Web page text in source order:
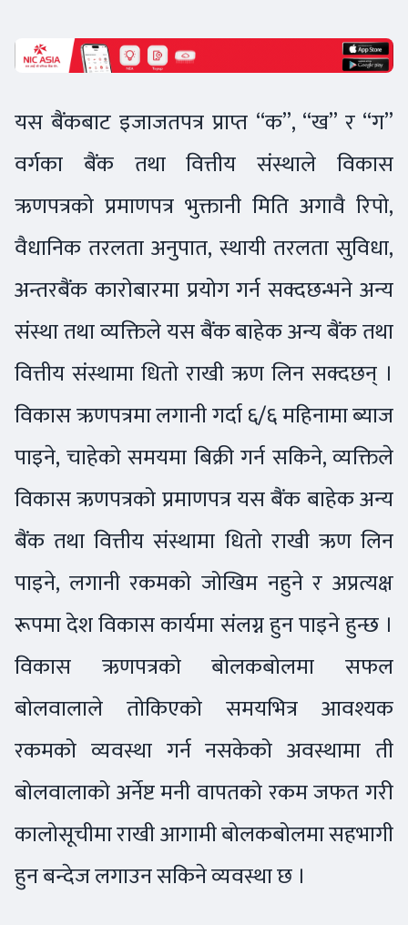
यस बैंकबाट इजाजतपत्र प्राप्त “क”, “ख” र “ग”
वर्गका बैंक तथा वित्तीय संस्थाले विकास
ऋणपत्रको प्रमाणपत्र भुक्तानी मिति अगावै रिपो,
वैधानिक तरलता अनुपात, स्थायी तरलता सुविधा,
अन्तरबैंक कारोबारमा प्रयोग गर्न सक्दछन्भने अन्य
संस्था तथा व्यक्तिले यस बैंक बाहेक अन्य बैंक तथा
वित्तीय संस्थामा धितो राखी ऋण लिन सक्दछन् ।
विकास ऋणपत्रमा लगानी गर्दा ६/६ महिनामा ब्याज
पाइने, चाहेको समयमा बिक्री गर्न सकिने, व्यक्तिले
विकास ऋणपत्रको प्रमाणपत्र यस बैंक बाहेक अन्य
बैंक तथा वित्तीय संस्थामा धितो राखी ऋण लिन
पाइने, लगानी रकमको जोखिम नहुने र अप्रत्यक्ष
रूपमा देश विकास कार्यमा संलग्न हुन पाइने हुन्छ ।
विकास ऋणपत्रको बोलकबोलमा सफल
बोलवालाले तोकिएको समयभित्र आवश्यक
रकमको व्यवस्था गर्न नसकेको अवस्थामा ती
बोलवालाको अर्नेष्ट मनी वापतको रकम जफत गरी
कालोसूचीमा राखी आगामी बोलकबोलमा सहभागी
हुन बन्देज लगाउन सकिने व्यवस्था छ ।